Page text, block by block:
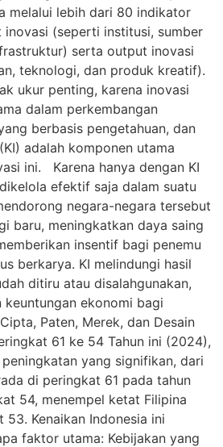
melalui lebih dari 80 indikator
inovasi (seperti institusi, sumber
serta output inovasi
teknologi, dan produk kreatif).
ukur penting, karena inovasi
dalam perkembangan
berbasis pengetahuan, dan
adalah komponen utama
ini. Karena hanya dengan KI
efektif saja dalam suatu
negara-negara tersebut
baru, meningkatkan daya saing
insentif bagi penemu
berkarya. KI melindungi hasil
ditiru atau disalahgunakan,
keuntungan ekonomi bagi
Paten, Merek, dan Desain
61 ke 54 Tahun ini (2024),
yang signifikan, dari
di peringkat 61 pada tahun
54, menempel ketat Filipina
Kenaikan Indonesia ini
faktor utama: Kebijakan yang